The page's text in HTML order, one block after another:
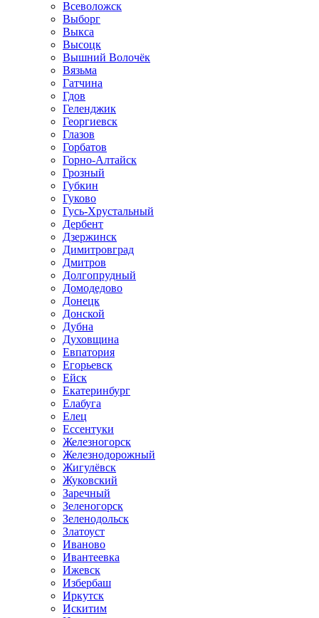
Всеволожск
Выборг
Выкса
Высоцк
Вышний Волочёк
Вязьма
Гатчина
Гдов
Геленджик
Георгиевск
Глазов
Горбатов
Горно-Алтайск
Грозный
Губкин
Гуково
Гусь-Хрустальный
Дербент
Дзержинск
Димитровград
Дмитров
Долгопрудный
Домодедово
Донецк
Донской
Дубна
Духовщина
Евпатория
Егорьевск
Ейск
Екатеринбург
Елабуга
Елец
Ессентуки
Железногорск
Железнодорожный
Жигулёвск
Жуковский
Заречный
Зеленогорск
Зеленодольск
Златоуст
Иваново
Ивантеевка
Ижевск
Избербаш
Иркутск
Искитим